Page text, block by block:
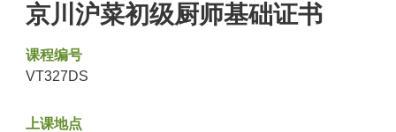
京川沪菜初级厨师基础证书
课程编号
VT327DS
上课地点